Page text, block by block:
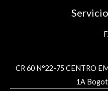
CR 60 N°22-75 CENTRO
1A